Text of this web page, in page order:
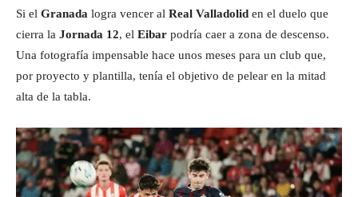
Si el Granada logra vencer al Real Valladolid en el duelo que
cierra la Jornada 12, el Eibar podría caer a zona de descenso.
Una fotografía impensable hace unos meses para un club que,
por proyecto y plantilla, tenía el objetivo de pelear en la mitad
alta de la tabla.